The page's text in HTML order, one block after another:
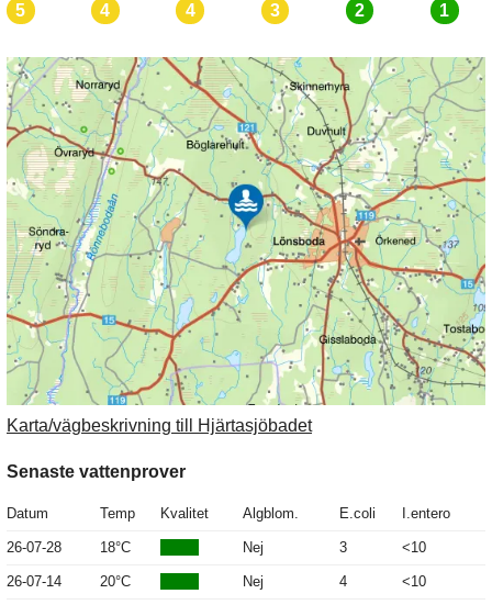
5
4
4
3
2
1
Karta/vägbeskrivning till Hjärtasjöbadet
Senaste vattenprover
Datum Temp Kvalitet Algblom. E.coli I.entero
26-07-28 18°C Nej 3 <10
26-07-14 20°C Nej 4 <10